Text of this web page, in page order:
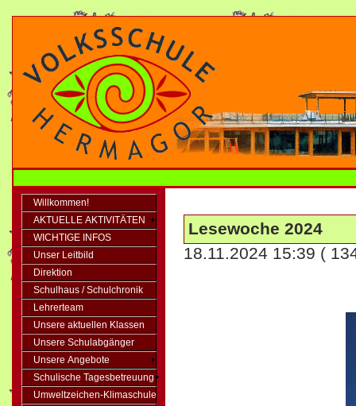
Willkommen!
AKTUELLE AKTIVITÄTEN
WICHTIGE INFOS
Unser Leitbild
Direktion
Schulhaus / Schulchronik
Lehrerteam
Unsere aktuellen Klassen
Unsere Schulabgänger
Unsere Angebote
Schulische Tagesbetreuung
Umweltzeichen-Klimaschule
Lesewoche 2024
18.11.2024 15:39 (